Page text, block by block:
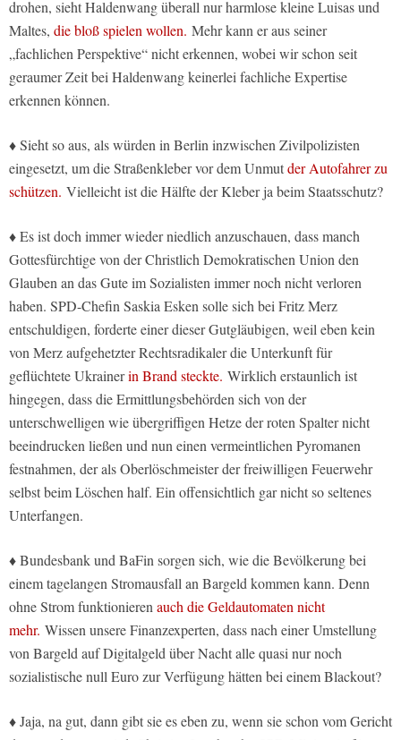
drohen, sieht Haldenwang überall nur harmlose kleine Luisas und
Maltes, die bloß spielen wollen. Mehr kann er aus seiner
„fachlichen Perspektive“ nicht erkennen, wobei wir schon seit
geraumer Zeit bei Haldenwang keinerlei fachliche Expertise
erkennen können.
♦ Sieht so aus, als würden in Berlin inzwischen Zivilpolizisten
eingesetzt, um die Straßenkleber vor dem Unmutder Autofahrer zu
schützen. Vielleicht ist die Hälfte der Kleber ja beim Staatsschutz?
♦ Es ist doch immer wieder niedlich anzuschauen, dass manch
Gottesfürchtige von der Christlich Demokratischen Union den
Glauben an das Gute im Sozialisten immer noch nicht verloren
haben. SPD-Chefin Saskia Esken solle sich bei Fritz Merz
entschuldigen, forderte einer dieser Gutgläubigen, weil eben kein
von Merz aufgehetzter Rechtsradikaler die Unterkunft für
geflüchtete Ukrainerin Brand steckte. Wirklich erstaunlich ist
hingegen, dass die Ermittlungsbehörden sich von der
unterschwelligen wie übergriffigen Hetze der roten Spalter nicht
beeindrucken ließen und nun einen vermeintlichen Pyromanen
festnahmen, der als Oberlöschmeister der freiwilligen Feuerwehr
selbst beim Löschen half. Ein offensichtlich gar nicht so seltenes
Unterfangen.
♦ Bundesbank und BaFin sorgen sich, wie die Bevölkerung bei
einem tagelangen Stromausfall an Bargeld kommen kann. Denn
ohne Strom funktionierenauch die Geldautomaten nicht
mehr. Wissen unsere Finanzexperten, dass nach einer Umstellung
von Bargeld auf Digitalgeld über Nacht alle quasi nur noch
sozialistische null Euro zur Verfügung hätten bei einem Blackout?
♦ Jaja, na gut, dann gibt sie es eben zu, wenn sie schon vom Gericht